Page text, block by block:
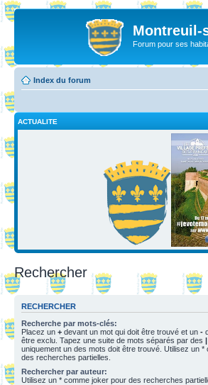
Montreuil-
Forum pour ses
Index du forum
ACTUALITE
Rechercher
RECHERCHER
Recherche par mots-clés:
Placez un + devant un mot qui doit être trouvé et un -
être exclu. Tapez une suite de mots séparés par des |
uniquement un des mots doit être trouvé. Utilisez un *
des recherches partielles.
Rechercher par auteur:
Utilisez un * comme joker pour des recherches